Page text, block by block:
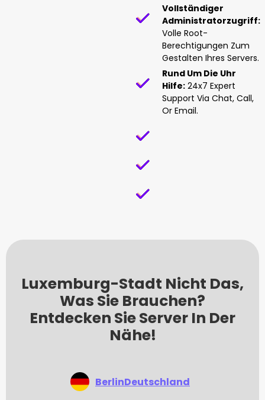
Vollständiger
Administratorzugriff:
Volle Root-
Berechtigungen Zum
Gestalten Ihres Servers.
Rund Um Die Uhr
Hilfe: 24x7 Expert
Support Via Chat, Call,
Or Email.
Luxemburg-Stadt Nicht Das,
Was Sie Brauchen?
Entdecken Sie Server In Der
Nähe!
BerlinDeutschland